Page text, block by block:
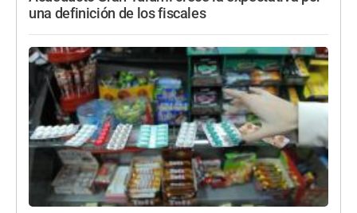
una definición de los fiscales